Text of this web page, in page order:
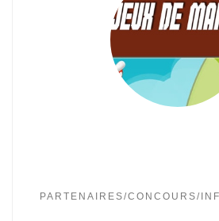
PARTENAIRES/CONCOURS/